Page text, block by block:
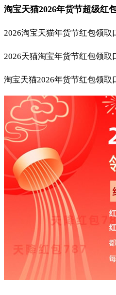
淘宝天猫2026年货节超级红
2026淘宝天猫年货节红包领取
2026天猫淘宝年货节红包领取
淘宝天猫2026年货节红包领取